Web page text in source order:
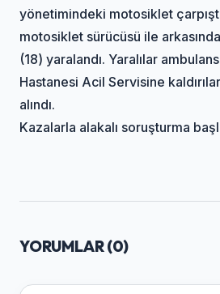
yönetimindeki motosiklet
motosiklet sürücüsü ile
(18) yaralandı. Yaralılar
Hastanesi Acil Servisine
alındı.
Kazalarla alakalı soruşturma
YORUMLAR (0)